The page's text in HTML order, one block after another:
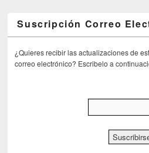
Suscripción Correo
¿Quieres recibir las actualizaciones de
correo electrónico? Escribelo a